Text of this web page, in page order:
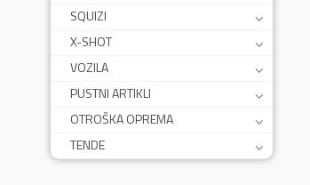
SQUIZI
X-SHOT
VOZILA
PUSTNI ARTIKLI
OTROŠKA OPREMA
TENDE